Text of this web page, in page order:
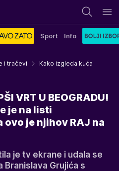
Sport Info
i tračevi
Kako izgleda kuća
VRT U BEOGRADU!
je na listi
je njihov RAJ na
je tv ekrane i udala se
Branislava Grujića s